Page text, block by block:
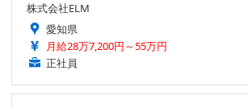
株式会社ELM
愛知県
月給28万7,200円～55万円
正社員